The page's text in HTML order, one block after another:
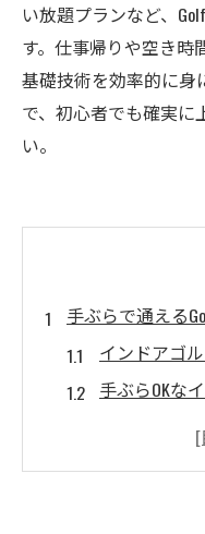
い放題プランなど、
す。仕事帰りや空き時
基礎技術を効率的に身
で、初心者でも確実に
い。
手ぶらで通える
インドアゴ
手ぶらOKな